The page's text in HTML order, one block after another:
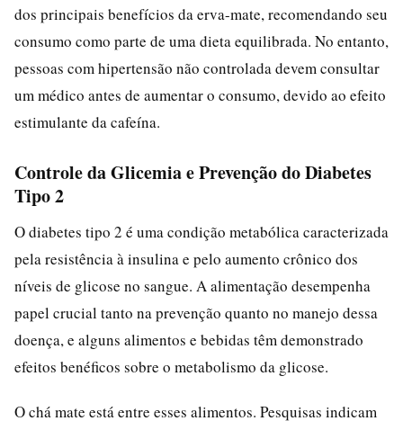
dos principais benefícios da erva-mate, recomendando seu
consumo como parte de uma dieta equilibrada. No entanto,
pessoas com hipertensão não controlada devem consultar
um médico antes de aumentar o consumo, devido ao efeito
estimulante da cafeína.
Controle da Glicemia e Prevenção do Diabetes
Tipo 2
O diabetes tipo 2 é uma condição metabólica caracterizada
pela resistência à insulina e pelo aumento crônico dos
níveis de glicose no sangue. A alimentação desempenha
papel crucial tanto na prevenção quanto no manejo dessa
doença, e alguns alimentos e bebidas têm demonstrado
efeitos benéficos sobre o metabolismo da glicose.
O chá mate está entre esses alimentos. Pesquisas indicam